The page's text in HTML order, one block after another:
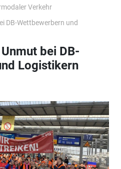
Verkehr
DB-Wettbewerbern und
bei DB-
Logistikern